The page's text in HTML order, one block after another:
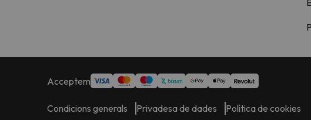
Acceptem
Condicions generals Privadesa de dades Política de cookies